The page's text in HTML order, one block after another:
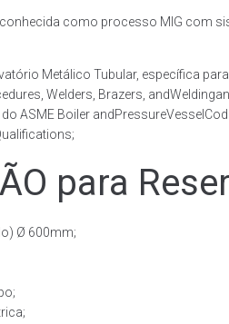
como processo MIG com
Metálico Tubular, específica
Welders, Brazers,
ASME Boiler
para
Ø 600mm;